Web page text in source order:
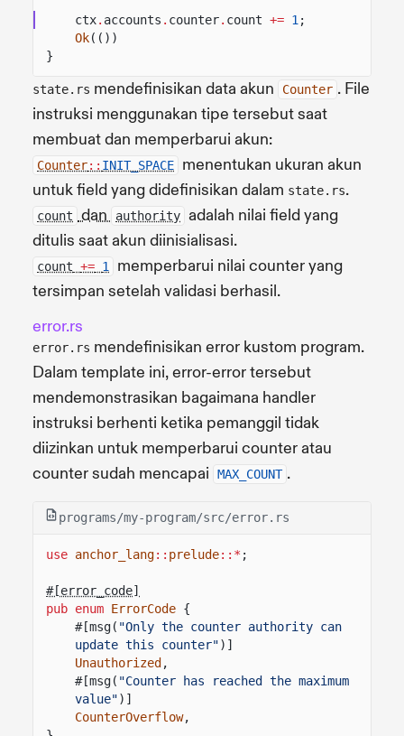
ctx. accounts . counter. count += 1 ;
Ok(())
}
state.rs mendefinisikan data akun Counter . File
instruksi menggunakan tipe tersebut saat
membuat dan memperbarui akun:
Counter:: INIT_SPACE
menentukan ukuran akun
untuk field yang didefinisikan dalam state.rs.
count dan authority adalah nilai field yang
ditulis saat akun diinisialisasi.
count += 1
memperbarui nilai counter yang
tersimpan setelah validasi berhasil.
error.rs
error.rs mendefinisikan error kustom program.
Dalam template ini, error-error tersebut
mendemonstrasikan bagaimana handler
instruksi berhenti ketika pemanggil tidak
diizinkan untuk memperbarui counter atau
counter sudah mencapai
MAX_COUNT .
programs/my-program/src/error.rs
use anchor_lang:: prelude::* ;
#[error_code]
pub enum ErrorCode {
#[msg( "Only the counter authority can
update this counter")]
Unauthorized ,
#[msg( "Counter has reached the maximum
value")]
CounterOverflow,